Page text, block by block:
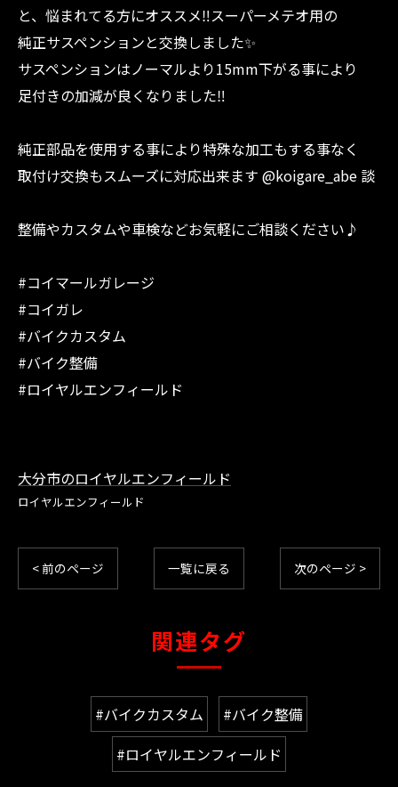
と、悩まれてる方にオススメ‼︎スーパーメテオ用の
純正サスペンションと交換しました✨
サスペンションはノーマルより15mm下がる事により
足付きの加減が良くなりました‼︎
純正部品を使用する事により特殊な加工もする事なく
取付け交換もスムーズに対応出来ます @koigare_abe 談
整備やカスタムや車検などお気軽にご相談ください♪
#コイマールガレージ
#コイガレ
#バイクカスタム
#バイク整備
#ロイヤルエンフィールド
大分市のロイヤルエンフィールド
ロイヤルエンフィールド
< 前のページ 一覧に戻る 次のページ >
関連タグ
#バイクカスタム
#バイク整備
#ロイヤルエンフィールド